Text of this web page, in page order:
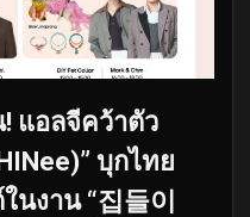
แอลจีคว้าตัว
บุกไทย
งาน “집들이